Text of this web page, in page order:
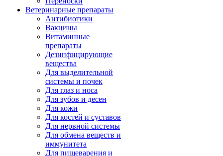
Ветеринарные препараты
Антибиотики
Вакцины
Витаминные
препараты
Дезинфицирующие
вещества
Для выделительной
системы и почек
Для глаз и носа
Для зубов и десен
Для кожи
Для костей и суставов
Для нервной системы
Для обмена веществ и
иммунитета
Для пищеварения и